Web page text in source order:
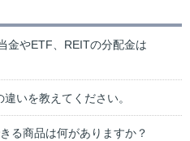
金やETF、REITの分配金は
いを教えてください。
る商品は何がありますか？